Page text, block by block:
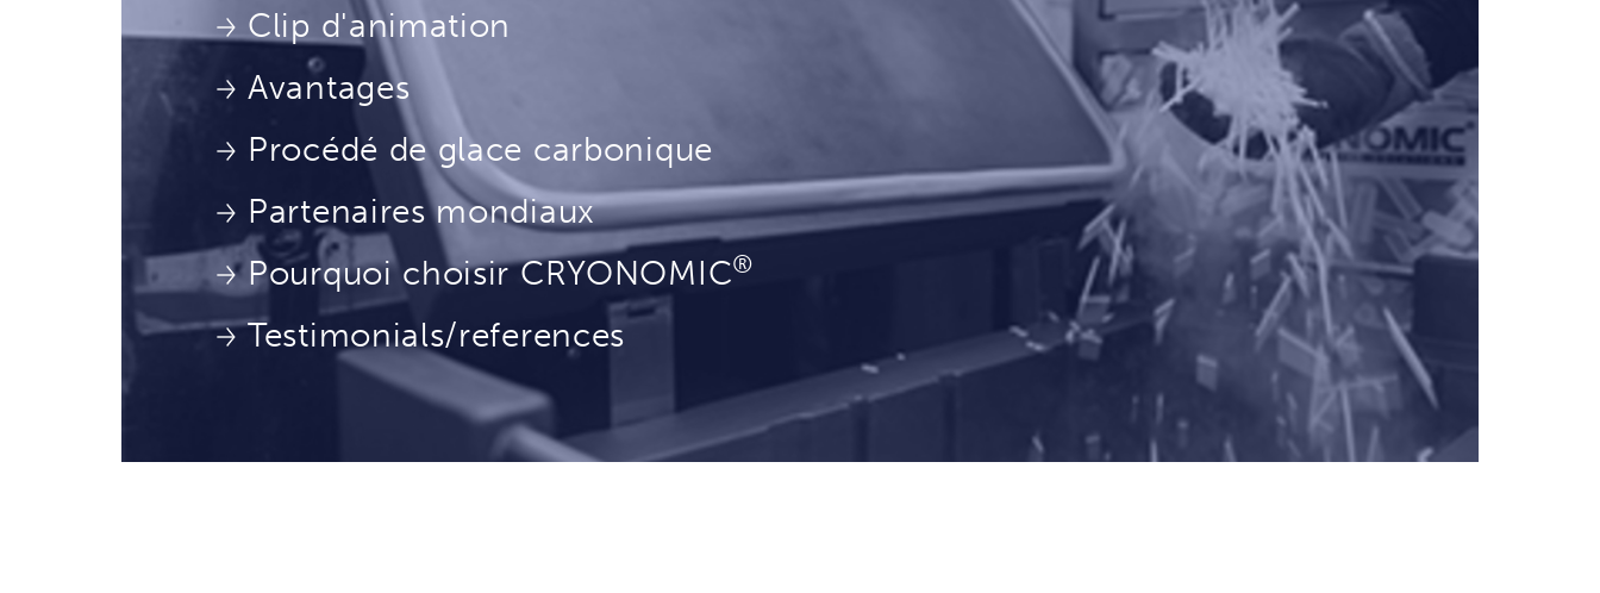
Clip d'animation
Avantages
Procédé de glace carbonique
Partenaires mondiaux
Pourquoi choisir CRYONOMIC®
Testimonials/references